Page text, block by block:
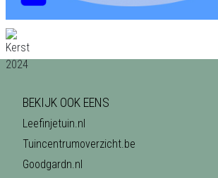
BEKIJK OOK EENS
Leefinjetuin.nl
Tuincentrumoverzicht.be
Goodgardn.nl